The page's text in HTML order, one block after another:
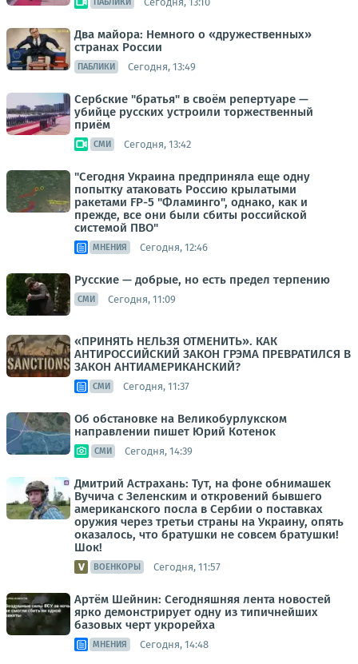
ПАБЛИКИ
Два майора: Немного о «дружественных»
странах России
ПАБЛИКИ Сегодня, 13:49
Сербские "братья" в своём репертуаре —
убийце русских устроили торжественный
приём
СМИ Сегодня, 13:42
"Сегодня Украина предприняла еще одну
попытку атаковать Россию крылатыми
ракетами FP-5 "Фламинго", однако, как и
прежде, все они были сбиты российской
системой ПВО"
МНЕНИЯ Сегодня, 12:46
Русские — добрые, но есть предел терпению
СМИ Сегодня, 11:09
«ПРИНЯТЬ НЕЛЬЗЯ ОТМЕНИТЬ». КАК
АНТИРОССИЙСКИЙ ЗАКОН ГРЭМА ПРЕВРАТИЛСЯ В
ЗАКОН АНТИАМЕРИКАНСКИЙ?
СМИ Сегодня, 11:37
Об обстановке на Великобурлукском
направлении пишет Юрий Котенок
СМИ Сегодня, 14:39
Дмитрий Астрахань: Тут, на фоне обнимашек
Вучича с Зеленским и откровений бывшего
американского посла в Сербии о поставках
оружия через третьи страны на Украину, опять
оказалось, что братушки не совсем братушки!
Шок!
ВОЕНКОРЫ Сегодня, 11:57
Артём Шейнин: Сегодняшняя лента новостей
ярко демонстрирует одну из типичнейших
базовых черт укрорейха
МНЕНИЯ Сегодня, 14:48